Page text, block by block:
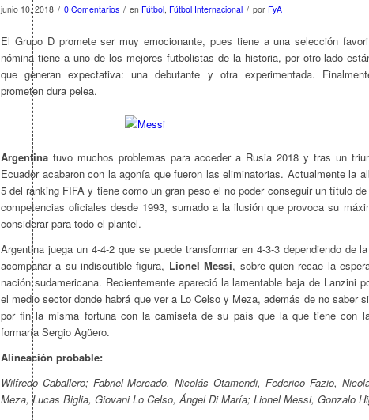
junio 10, 2018 / 0 Comentarios / en Fútbol Fútbol Internacional / por FyA
El Grupo D promete ser muy emocionante, pues tiene a una selección
nómina tiene a uno de los mejores futbolistas de la historia, por otro lado
que generan expectativa: una debutante y otra experimentada.
prometen dura pelea.
Argentina tuvo muchos problemas para acceder a Rusia 2018 y tras un
Ecuador acabaron con la agonía que fueron las eliminatorias. Actualmente la
5 del ranking FIFA y tiene como un gran peso el no poder conseguir un título
competencias oficiales desde 1993, sumado a la ilusión que provoca su
considerar para todo el plantel.
Argentina juega un 4-4-2 que se puede transformar en 4-3-3 dependiendo de
acompañar a su indiscutible figura, Lionel Messi, sobre quien recae la
nación sudamericana. Recientemente apareció la lamentable baja de Lanzini
el medio sector donde habrá que ver a Lo Celso y Meza, además de no saber
por fin la misma fortuna con la camiseta de su país que la que tiene con
formaría Sergio Agüero.
Alineación probable:
Wilfredo Caballero; Fabriel Mercado, Nicolás Otamendi, Federico Fazio,
Meza, Lucas Biglia, Giovani Lo Celso, Ángel Di María; Lionel Messi, Gonzalo